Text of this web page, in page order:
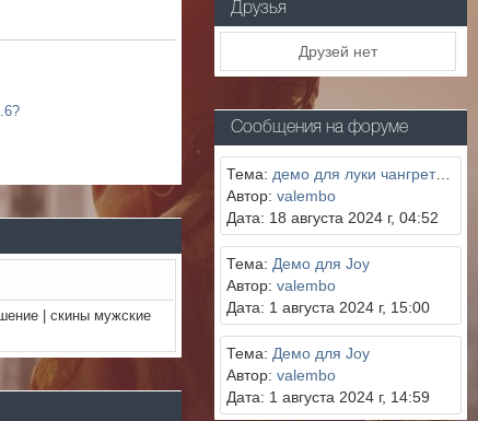
| скины мужские
Друзья
Друзей нет
Сообщения на форуме
Тема: демо для луки чангреты и томаса шелби
Автор: valembo
Дата: 18 августа 2024 г, 04:52
Тема: Демо для Joy
Автор: valembo
Дата: 1 августа 2024 г, 15:00
Тема: Демо для Joy
Автор: valembo
Дата: 1 августа 2024 г, 14:59